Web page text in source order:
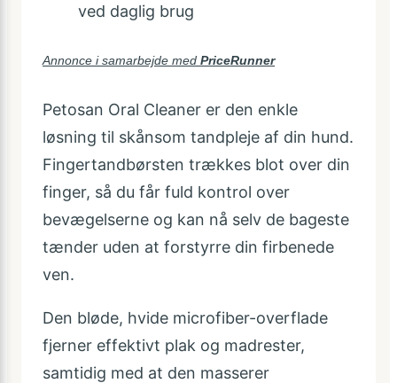
ved daglig brug
Annonce i samarbejde med PriceRunner
Petosan Oral Cleaner er den enkle
løsning til skånsom tandpleje af din hund.
Fingertandbørsten trækkes blot over din
finger, så du får fuld kontrol over
bevægelserne og kan nå selv de bageste
tænder uden at forstyrre din firbenede
ven.
Den bløde, hvide microfiber-overflade
fjerner effektivt plak og madrester,
samtidig med at den masserer